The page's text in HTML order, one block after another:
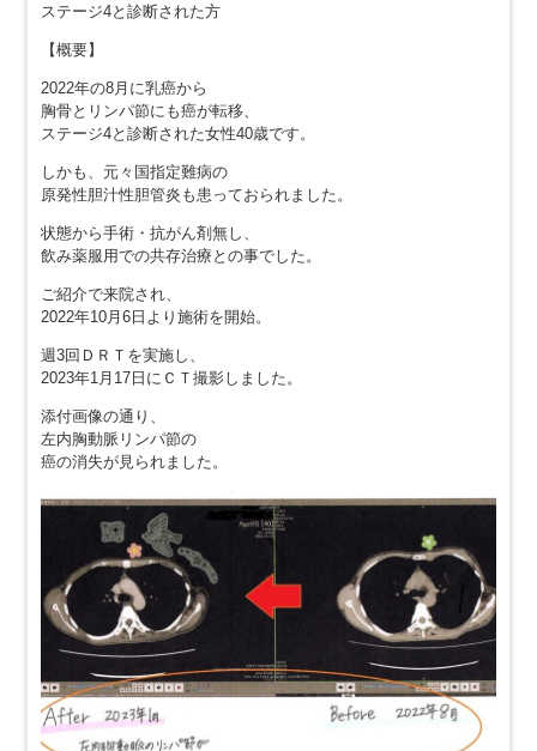
ステージ4と診断された方
【概要】
2022年の8月に乳癌から
胸骨とリンパ節にも癌が転移、
ステージ4と診断された女性40歳です。
しかも、元々国指定難病の
原発性胆汁性胆管炎も患っておられました。
状態から手術・抗がん剤無し、
飲み薬服用での共存治療との事でした。
ご紹介で来院され、
2022年10月6日より施術を開始。
週3回ＤＲＴを実施し、
2023年1月17日にＣＴ撮影しました。
添付画像の通り、
左内胸動脈リンパ節の
癌の消失が見られました。